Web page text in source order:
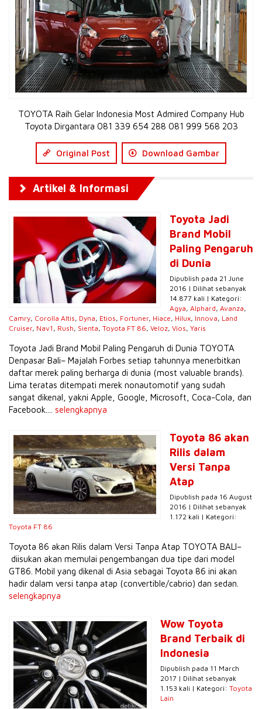
TOYOTA Raih Gelar Indonesia Most Admired Company Hub
Toyota Dirgantara 081 339 654 288 081 999 568 203
Original Post Download Gambar
Artikel & Informasi
Toyota Jadi
Brand Mobil
Paling Pengaruh
di Dunia
Dipublish pada 21 June
2016 | Dilihat sebanyak
14.877 kali | Kategori:
Agya, Alphard, Avanza,
Camry, Corolla Altis, Dyna, Etios, Fortuner, Hiace, Hilux, Innova, Land
Cruiser, Nav1 , Rush, Sienta, Toyota FT 86, Veloz, Vios, Yaris
Toyota Jadi Brand Mobil Paling Pengaruh di Dunia TOYOTA
Denpasar Bali– Majalah Forbes setiap tahunnya menerbitkan
daftar merek paling berharga di dunia (most valuable brands).
Lima teratas ditempati merek nonautomotif yang sudah
sangat dikenal, yakni Apple, Google, Microsoft, Coca-Cola, dan
Facebook.... selengkapnya
Toyota 86 akan
Rilis dalam
Versi Tanpa
Atap
Dipublish pada 16 August
2016 | Dilihat sebanyak
1.172 kali | Kategori:
Toyota FT 86
Toyota 86 akan Rilis dalam Versi Tanpa Atap TOYOTA BALI–
diisukan akan memulai pengembangan dua tipe dari model
GT86. Mobil yang dikenal di Asia sebagai Toyota 86 ini akan
hadir dalam versi tanpa atap (convertible/cabrio) dan sedan.
selengkapnya
Wow Toyota
Brand Terbaik di
Indonesia
Dipublish pada 11 March
2017 | Dilihat sebanyak
1.153 kali | Kategori: Toyota
Lain